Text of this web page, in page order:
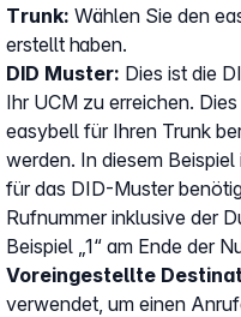
Trunk: Wählen Sie den
erstellt haben.
DID Muster: Dies ist die
Ihr UCM zu erreichen.
easybell für Ihren Trunk
werden. In diesem
für das DID-Muster
Rufnummer inklusive der
Beispiel „1“ am Ende der
Voreingestellte
verwendet, um einen